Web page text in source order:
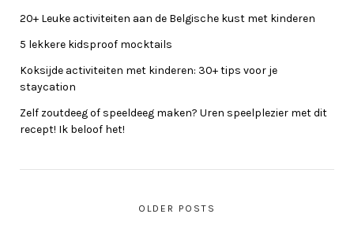
20+ Leuke activiteiten aan de Belgische kust met kinderen
5 lekkere kidsproof mocktails
Koksijde activiteiten met kinderen: 30+ tips voor je
staycation
Zelf zoutdeeg of speeldeeg maken? Uren speelplezier met dit
recept! Ik beloof het!
OLDER POSTS